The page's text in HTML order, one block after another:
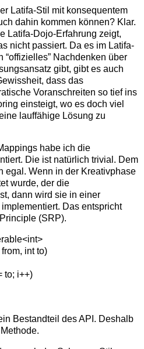
Latifa-Stil mit konsequentem
dahin kommen können? Klar.
Latifa-Dojo-Erfahrung zeigt,
nicht passiert. Da es im Latifa-
“offizielles” Nachdenken über
gibt, gibt es auch
dass das
Voranschreiten so tief ins
einsteigt, wo es doch viel
lauffähige Lösung zu
habe ich die
Die ist natürlich trivial. Dem
egal. Wenn in der Kreativphase
wurde, der die
dann wird sie in einer
Das entspricht
(SRP).
int to)
to; i++)
Bestandteil des API. Deshalb